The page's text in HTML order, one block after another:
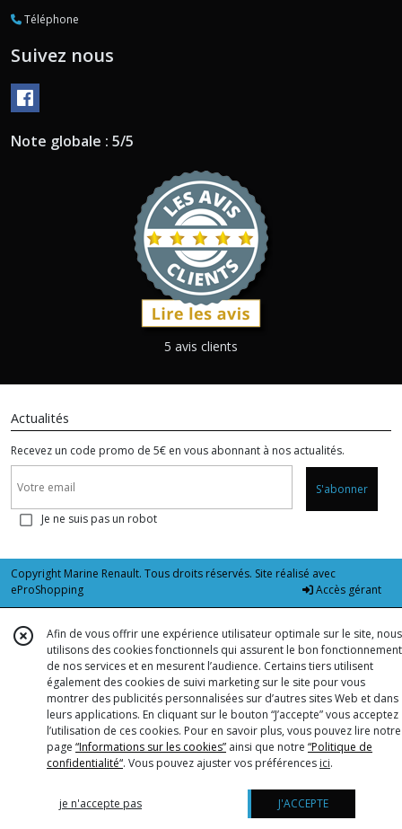
Téléphone
Suivez nous
Note globale : 5/5
5 avis clients
Actualités
Recevez un code promo de 5€ en vous abonnant à nos actualités.
S'abonner
Je ne suis pas un robot
Copyright Marine Renault. Tous droits réservés. Site réalisé avec
eProShopping
Accès gérant
Afin de vous offrir une expérience utilisateur optimale sur le site, nous
utilisons des cookies fonctionnels qui assurent le bon fonctionnement
de nos services et en mesurent l’audience. Certains tiers utilisent
également des cookies de suivi marketing sur le site pour vous
montrer des publicités personnalisées sur d’autres sites Web et dans
leurs applications. En cliquant sur le bouton “J’accepte” vous acceptez
l’utilisation de ces cookies. Pour en savoir plus, vous pouvez lire notre
page “Informations sur les cookies” ainsi que notre “Politique de
confidentialité“. Vous pouvez ajuster vos préférences ici.
je n'accepte pas J'ACCEPTE